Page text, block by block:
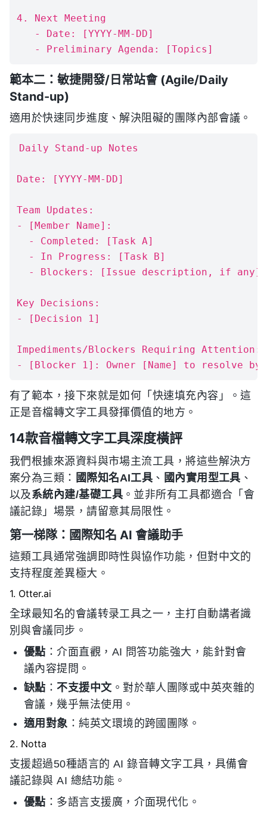
4. Next Meeting
   - Date: [YYYY-MM-DD]
範本二：敏捷開發/日常站會 (Agile/Daily
Stand-up)
適用於快速同步進度、解決阻礙的團隊內部會議。
Daily Stand-up Notes
Date: [YYYY-MM-DD]
Team Updates:
- [Member Name]:
  - Completed: [Task A]
  - In Progress: [Task B]
  - Blockers: [Issue description, if any]
Key Decisions:
- [Decision 1]
Impediments/Blockers Requiring Attention:
有了範本，接下來就是如何「快速填充內容」。這
正是音檔轉文字工具發揮價值的地方。
14款音檔轉文字工具深度橫評
我們根據來源資料與市場主流工具，將這些解決方
案分為三類： 國際知名AI工具 、 國內實用型工具 、
以及系統內建/基礎工具。並非所有工具都適合「會
議記錄」場景，請留意其局限性。
第一梯隊：國際知名 AI 會議助手
這類工具通常強調即時性與協作功能，但對中文的
支持程度差異極大。
1. Otter.ai
全球最知名的會議转录工具之一，主打自動講者識
別與會議同步。
優點 ：介面直觀，AI 問答功能強大，能針對會
議內容提問。
缺點 ：不支援中文。對於華人團隊或中英夾雜的
會議，幾乎無法使用。
適用對象 ：純英文環境的跨國團隊。
2. Notta
支援超過50種語言的 AI 錄音轉文字工具，具備會
議記錄與 AI 總結功能。
優點 ：多語言支援廣，介面現代化。